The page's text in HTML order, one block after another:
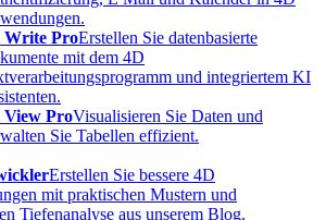
Write ProErstellen Sie datenbasierte
mit dem 4D
und integriertem KI
View ProVisualisieren Sie Daten und
Sie Tabellen effizient.
Erstellen Sie bessere 4D
mit praktischen Mustern und
Tiefenanalyse aus unserem Blog.